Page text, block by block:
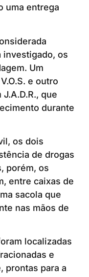
uma entrega
investigado, os
Um
e outro
que
durante
os dois
de drogas
porém, os
entre caixas de
sacola que
nas mãos de
localizadas
e
prontas para a